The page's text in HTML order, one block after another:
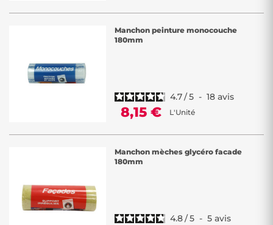
Manchon peinture monocouche
180mm
4.7/5 - 18 avis
8,15 € L'Unité
Manchon mèches glycéro facade
180mm
4.8/5 - 5 avis